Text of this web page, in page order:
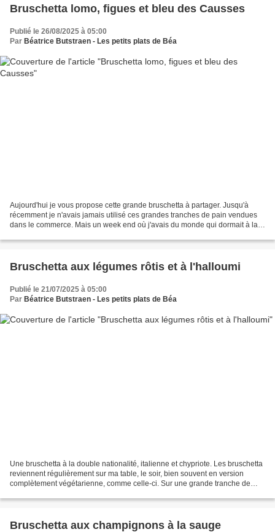
Bruschetta lomo, figues et bleu des Causses
Publié le 26/08/2025 à 05:00
Par Béatrice Butstraen - Les petits plats de Béa
Aujourd'hui je vous propose cette grande bruschetta à partager. Jusqu'à
récemment je n'avais jamais utilisé ces grandes tranches de pain vendues
dans le commerce. Mais un week end où j'avais du monde qui dormait à la
Bruschetta aux légumes rôtis et à l'halloumi
Publié le 21/07/2025 à 05:00
Par Béatrice Butstraen - Les petits plats de Béa
Une bruschetta à la double nationalité, italienne et chypriote. Les bruschetta
reviennent régulièrement sur ma table, le soir, bien souvent en version
complètement végétarienne, comme celle-ci. Sur une grande tranche de
Bruschetta aux champignons à la sauge